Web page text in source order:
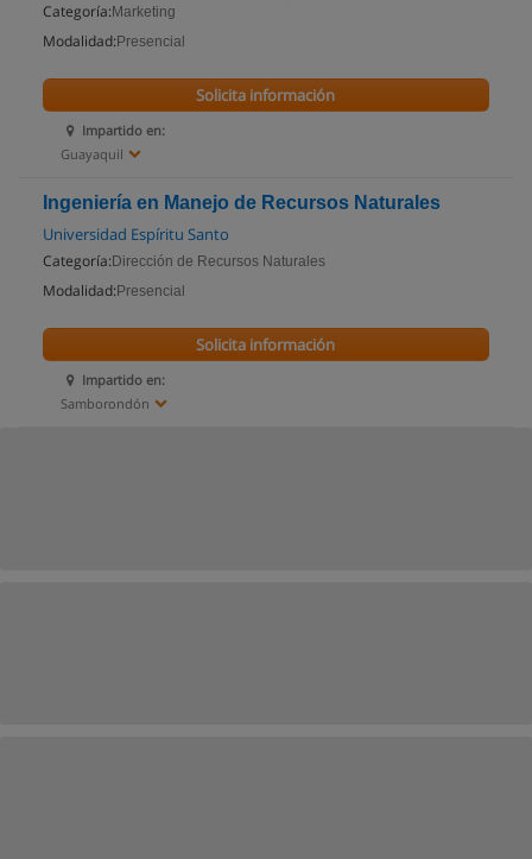
Categoría: Marketing
Modalidad: Presencial
Impartido en:
Guayaquil
Solicita información
Ingeniería en Manejo de Recursos Naturales
Universidad Espíritu Santo
Categoría: Dirección de Recursos Naturales
Modalidad: Presencial
Impartido en:
Samborondón
Solicita información